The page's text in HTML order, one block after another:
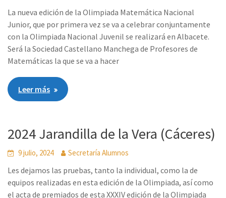
La nueva edición de la Olimpiada Matemática Nacional
Junior, que por primera vez se va a celebrar conjuntamente
con la Olimpiada Nacional Juvenil se realizará en Albacete.
Será la Sociedad Castellano Manchega de Profesores de
Matemáticas la que se va a hacer
Leer más
2024 Jarandilla de la Vera (Cáceres)
9 julio, 2024 Secretaría Alumnos
Les dejamos las pruebas, tanto la individual, como la de
equipos realizadas en esta edición de la Olimpiada, así como
el acta de premiados de esta XXXIV edición de la Olimpiada